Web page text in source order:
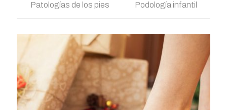
Patologías de los pies Podología infantil